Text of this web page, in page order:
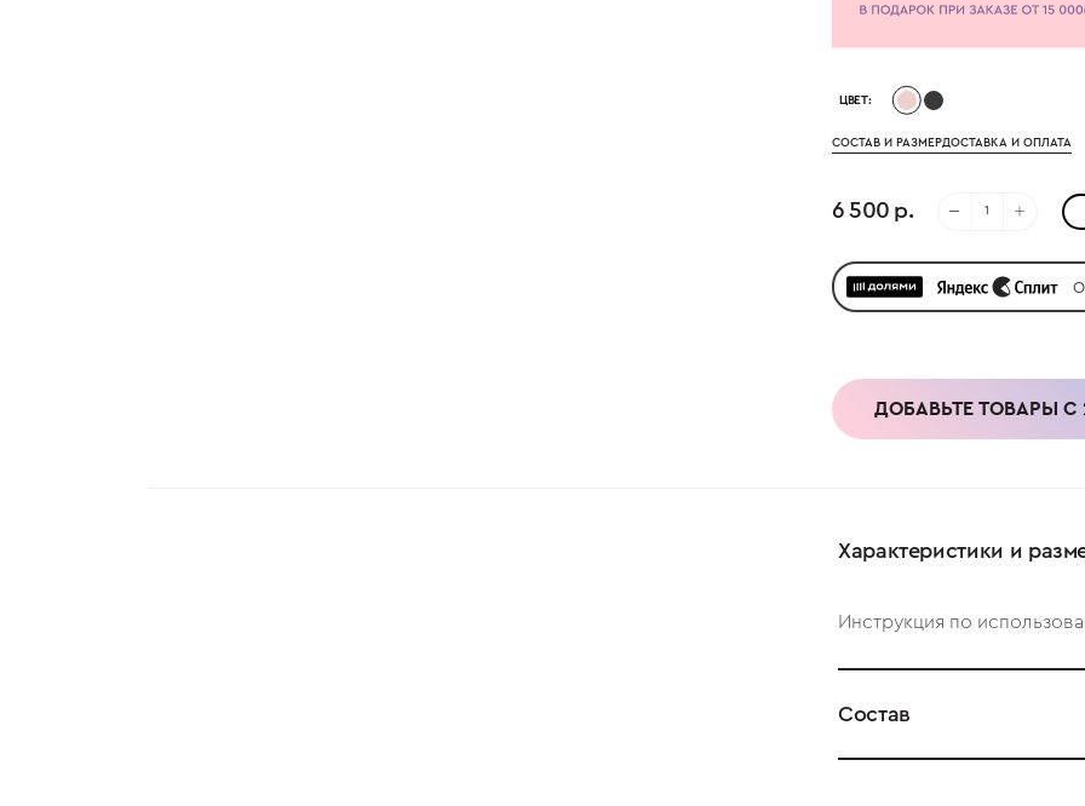
ЦВЕТ:
СОСТАВ И РАЗМЕРДОСТАВКА И ОПЛАТА
6 500 р.
ДОБАВЬТЕ ТОВАРЫ С
Характеристики и
Инструкция по
Состав